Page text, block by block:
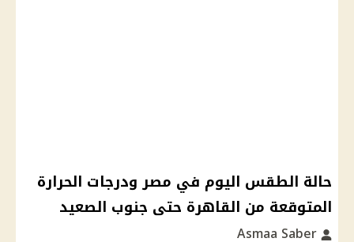
حالة الطقس اليوم في مصر ودرجات الحرارة
المتوقعة من القاهرة حتى جنوب الصعيد